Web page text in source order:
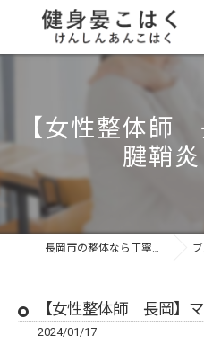
【女性整体師
腱鞘
長岡市の整体なら丁寧な健身晏こはく ブログ
【女性整体師 長岡】
2024/01/17